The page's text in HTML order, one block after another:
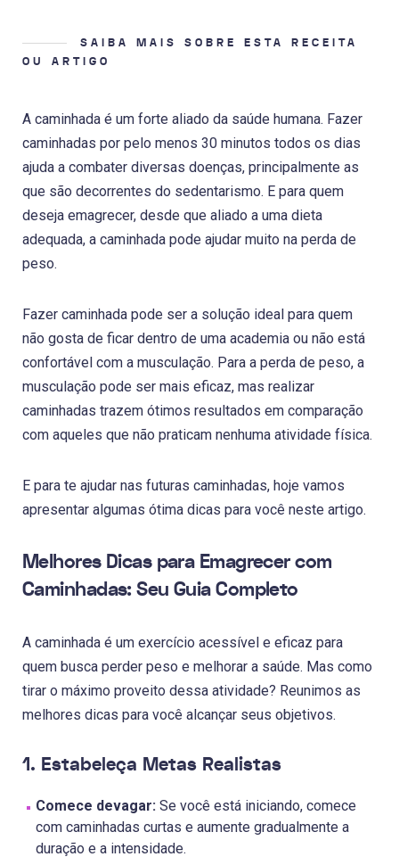
SAIBA MAIS SOBRE ESTA RECEITA
OU ARTIGO
A caminhada é um forte aliado da saúde humana. Fazer
caminhadas por pelo menos 30 minutos todos os dias
ajuda a combater diversas doenças, principalmente as
que são decorrentes do sedentarismo. E para quem
deseja emagrecer, desde que aliado a uma dieta
adequada, a caminhada pode ajudar muito na perda de
peso.
Fazer caminhada pode ser a solução ideal para quem
não gosta de ficar dentro de uma academia ou não está
confortável com a musculação. Para a perda de peso, a
musculação pode ser mais eficaz, mas realizar
caminhadas trazem ótimos resultados em comparação
com aqueles que não praticam nenhuma atividade física.
E para te ajudar nas futuras caminhadas, hoje vamos
apresentar algumas ótima dicas para você neste artigo.
Melhores Dicas para Emagrecer com
Caminhadas: Seu Guia Completo
A caminhada é um exercício acessível e eficaz para
quem busca perder peso e melhorar a saúde. Mas como
tirar o máximo proveito dessa atividade? Reunimos as
melhores dicas para você alcançar seus objetivos.
1. Estabeleça Metas Realistas
Comece devagar: Se você está iniciando, comece
com caminhadas curtas e aumente gradualmente a
duração e a intensidade.